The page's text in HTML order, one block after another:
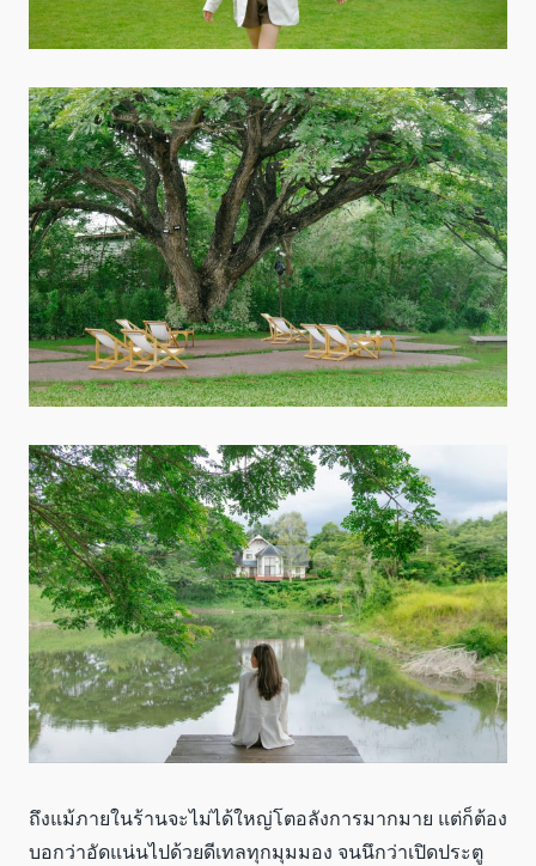
ถึงแม้ภายในร้านจะไม่ได้ใหญ่โตอลังการมากมาย แต่ก็ต้อง
บอกว่าอัดแน่นไปด้วยดีเทลทุกมุมมอง จนนึกว่าเปิดประตู